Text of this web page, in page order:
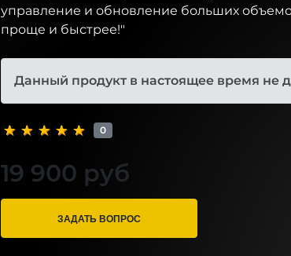
управление и обновление больших
проще и быстрее!"
Данный продукт в настоящее время не
0
19 900 руб
ЗАДАТЬ ВОПРОС